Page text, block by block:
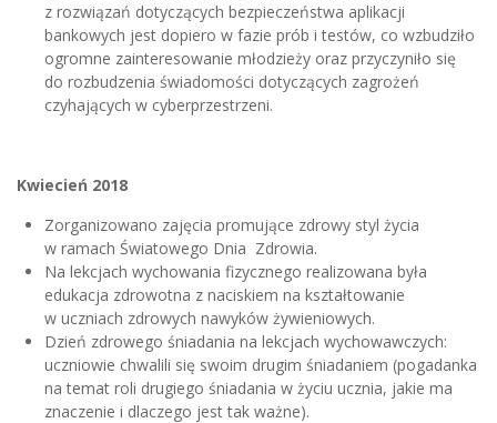
z rozwiązań dotyczących bezpieczeństwa aplikacji
bankowych jest dopiero w fazie prób i testów, co wzbudziło
ogromne zainteresowanie młodzieży oraz przyczyniło się
do rozbudzenia świadomości dotyczących zagrożeń
czyhających w cyberprzestrzeni.
Kwiecień 2018
Zorganizowano zajęcia promujące zdrowy styl życia
w ramach Światowego Dnia Zdrowia.
Na lekcjach wychowania fizycznego realizowana była
edukacja zdrowotna z naciskiem na kształtowanie
w uczniach zdrowych nawyków żywieniowych.
Dzień zdrowego śniadania na lekcjach wychowawczych:
uczniowie chwalili się swoim drugim śniadaniem (pogadanka
na temat roli drugiego śniadania w życiu ucznia, jakie ma
znaczenie i dlaczego jest tak ważne).